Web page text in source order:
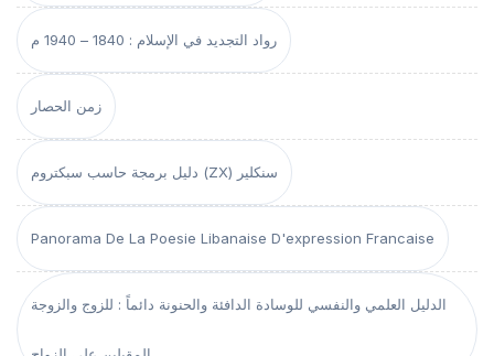
رواد التجديد في الإسلام : 1840 – 1940 م
زمن الحصار
دليل برمجة حاسب سبكتروم (ZX) سنكلير
Panorama De La Poesie Libanaise D'expression Francaise
الدليل العلمي والنفسي للوسادة الدافئة والحنونة دائماً : للزوج والزوجة